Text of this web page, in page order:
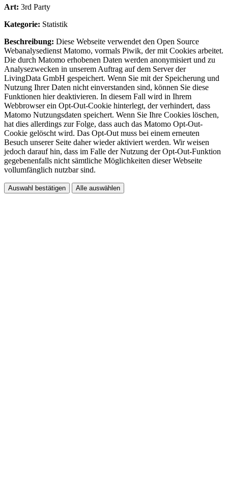
Art: 3rd Party
Kategorie: Statistik
Beschreibung: Diese Webseite verwendet den Open Source
Webanalysedienst Matomo, vormals Piwik, der mit Cookies arbeitet.
Die durch Matomo erhobenen Daten werden anonymisiert und zu
Analysezwecken in unserem Auftrag auf dem Server der
LivingData GmbH gespeichert. Wenn Sie mit der Speicherung und
Nutzung Ihrer Daten nicht einverstanden sind, können Sie diese
Funktionen hier deaktivieren. In diesem Fall wird in Ihrem
Webbrowser ein Opt-Out-Cookie hinterlegt, der verhindert, dass
Matomo Nutzungsdaten speichert. Wenn Sie Ihre Cookies löschen,
hat dies allerdings zur Folge, dass auch das Matomo Opt-Out-
Cookie gelöscht wird. Das Opt-Out muss bei einem erneuten
Besuch unserer Seite daher wieder aktiviert werden. Wir weisen
jedoch darauf hin, dass im Falle der Nutzung der Opt-Out-Funktion
gegebenenfalls nicht sämtliche Möglichkeiten dieser Webseite
vollumfänglich nutzbar sind.
Auswahl bestätigen Alle auswählen